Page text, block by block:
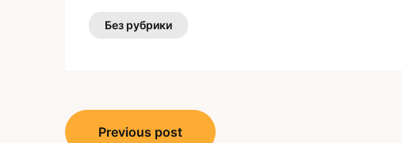
Без рубрики
Навигация
Previous post